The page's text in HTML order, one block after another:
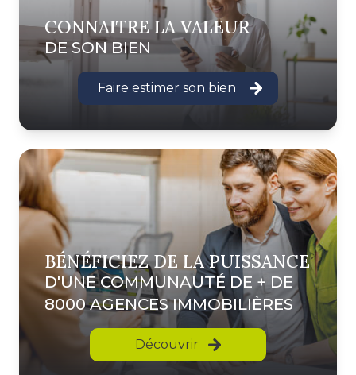
CONNAITRE LA VALEUR
DE SON BIEN
Faire estimer son bien
BÉNÉFICIEZ DE LA PUISSANCE
D'UNE COMMUNAUTÉ DE + DE
8000 AGENCES IMMOBILIÈRES
Découvrir